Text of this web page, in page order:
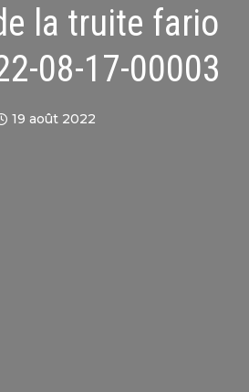
la truite fario
08-17-00003
19 août 2022